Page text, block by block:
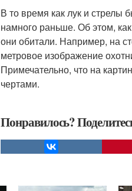
В то время как лук и стрелы
намного раньше. Об этом,
они обитали. Например, на
метровое изображение
Примечательно, что на
чертами.
Понравилось?